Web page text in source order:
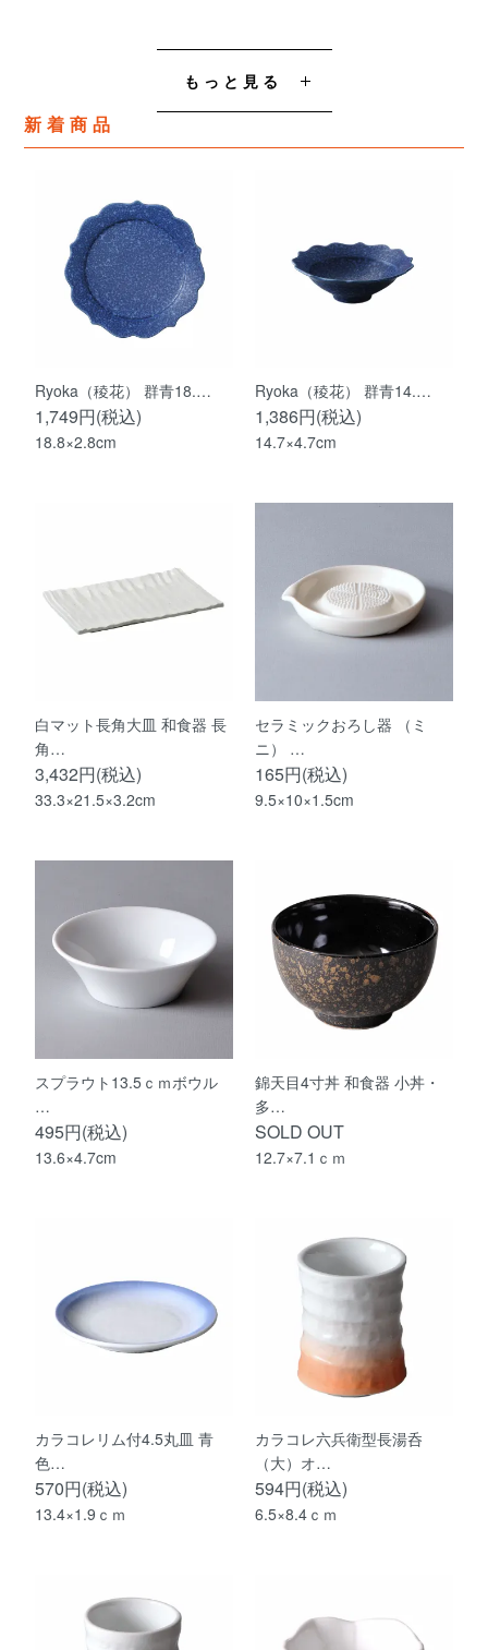
もっと見る
新着商品
Ryoka（稜花） 群青18.…
1,749円(税込)
18.8×2.8cm
Ryoka（稜花） 群青14.…
1,386円(税込)
14.7×4.7cm
白マット長角大皿 和食器 長
角…
3,432円(税込)
33.3×21.5×3.2cm
セラミックおろし器 （ミ
ニ） …
165円(税込)
9.5×10×1.5cm
スプラウト13.5ｃｍボウル
…
495円(税込)
13.6×4.7cm
錦天目4寸丼 和食器 小丼・
多…
SOLD OUT
12.7×7.1ｃｍ
カラコレリム付4.5丸皿 青
色…
570円(税込)
13.4×1.9ｃｍ
カラコレ六兵衛型長湯呑
（大）オ…
594円(税込)
6.5×8.4ｃｍ